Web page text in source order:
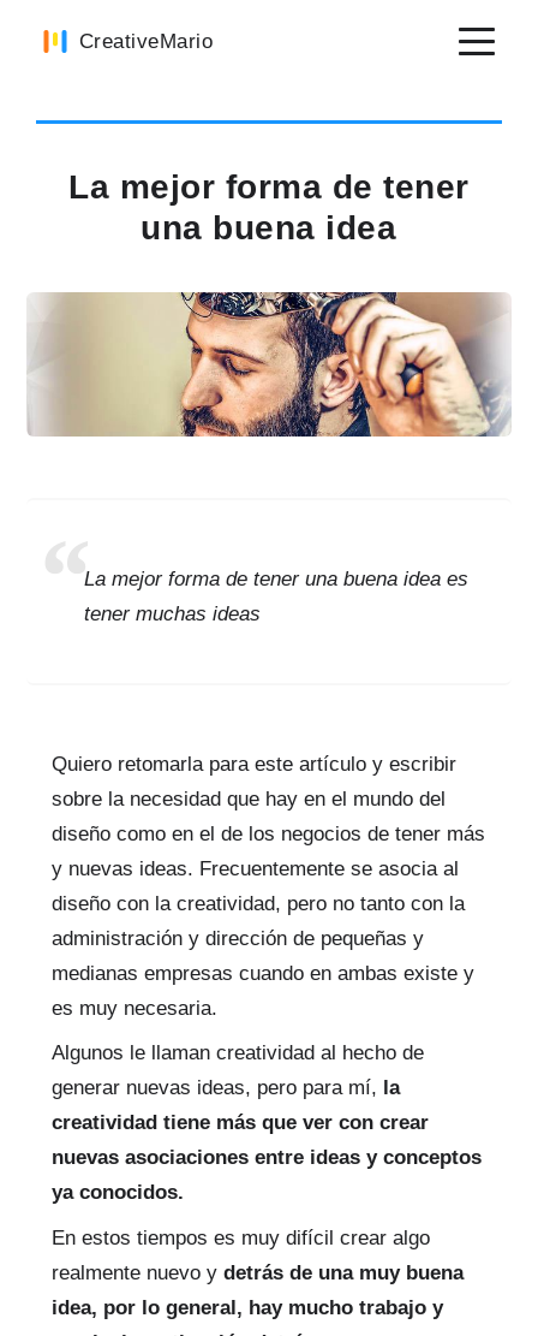
navigation
content
sidebar
CreativeMario
La mejor forma de tener
una buena idea
La mejor forma de tener una buena idea es
tener muchas ideas
Quiero retomarla para este artículo y escribir
sobre la necesidad que hay en el mundo del
diseño como en el de los negocios de tener más
y nuevas ideas. Frecuentemente se asocia al
diseño con la creatividad, pero no tanto con la
administración y dirección de pequeñas y
medianas empresas cuando en ambas existe y
es muy necesaria.
Algunos le llaman creatividad al hecho de
generar nuevas ideas, pero para mí, la
creatividad tiene más que ver con crear
nuevas asociaciones entre ideas y conceptos
ya conocidos.
En estos tiempos es muy difícil crear algo
realmente nuevo y detrás de una muy buena
idea, por lo general, hay mucho trabajo y